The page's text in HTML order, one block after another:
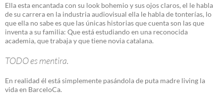
Ella esta encantada con su look bohemio y sus ojos claros, el le habla
de su carrera en la industria audiovisual ella le habla de tonterías, lo
que ella no sabe es que las únicas historias que cuenta son las que
inventa a su familia: Que está estudiando en una reconocida
academia, que trabaja y que tiene novia catalana.
TODO es mentira.
En realidad él está simplemente pasándola de puta madre living la
vida en BarceloCa.